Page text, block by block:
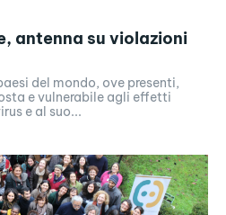
antenna su violazioni
del mondo, ove presenti,
e vulnerabile agli effetti
e al suo...